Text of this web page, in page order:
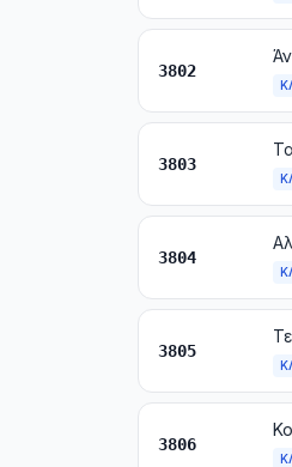
3802
3803
3804
3805
3806